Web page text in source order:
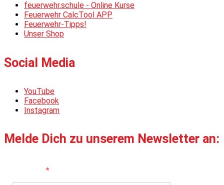
feuerwehr.schule - Online Kurse
Feuerwehr CalcTool APP
Feuerwehr-Tipps!
Unser Shop
Social Media
YouTube
Facebook
Instagram
Melde Dich zu unserem Newsletter an: